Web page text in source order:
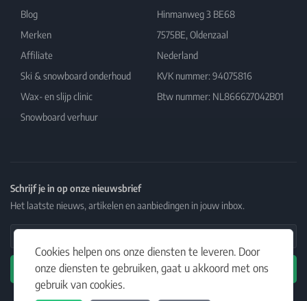
Cookies helpen ons onze diensten te leveren. Door
onze diensten te gebruiken, gaat u akkoord met ons
gebruik van cookies.
Blog
Merken
Affiliate
Ski & snowboard onderhoud
Wax- en slijp clinic
Snowboard verhuur
Hinmanweg 3 BE68
7575BE, Oldenzaal
Nederland
KVK nummer: 94075816
Btw nummer: NL866627042B01
Schrijf je in op onze nieuwsbrief
Het laatste nieuws, artikelen en aanbiedingen in jouw inbox.
Email Address
Abonneren